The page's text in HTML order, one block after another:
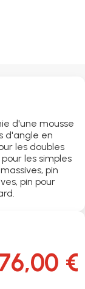
d'une mousse
d'angle en
les doubles
les simples
pin
pin pour
€